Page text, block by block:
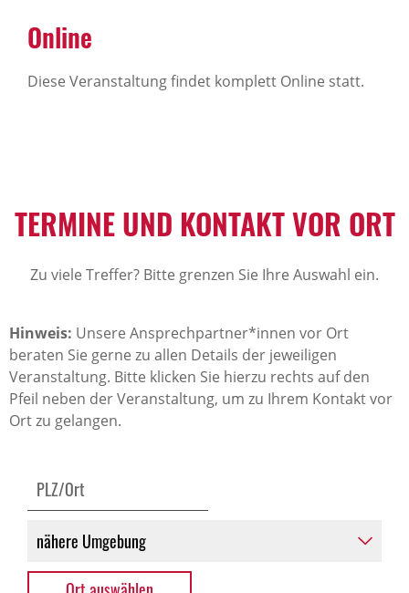
Online
Diese Veranstaltung findet komplett Online statt.
TERMINE UND KONTAKT VOR ORT
Zu viele Treffer? Bitte grenzen Sie Ihre Auswahl ein.
Hinweis: Unsere Ansprechpartner*innen vor Ort
beraten Sie gerne zu allen Details der jeweiligen
Veranstaltung. Bitte klicken Sie hierzu rechts auf den
Pfeil neben der Veranstaltung, um zu Ihrem Kontakt vor
Ort zu gelangen.